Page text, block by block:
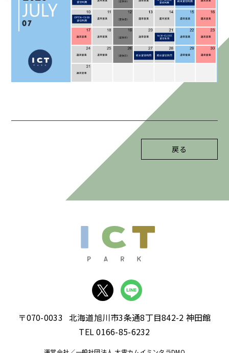
戻る
〒070-0033 北海道旭川市3条通8丁目842-2 神田館
TEL 0166-85-6232